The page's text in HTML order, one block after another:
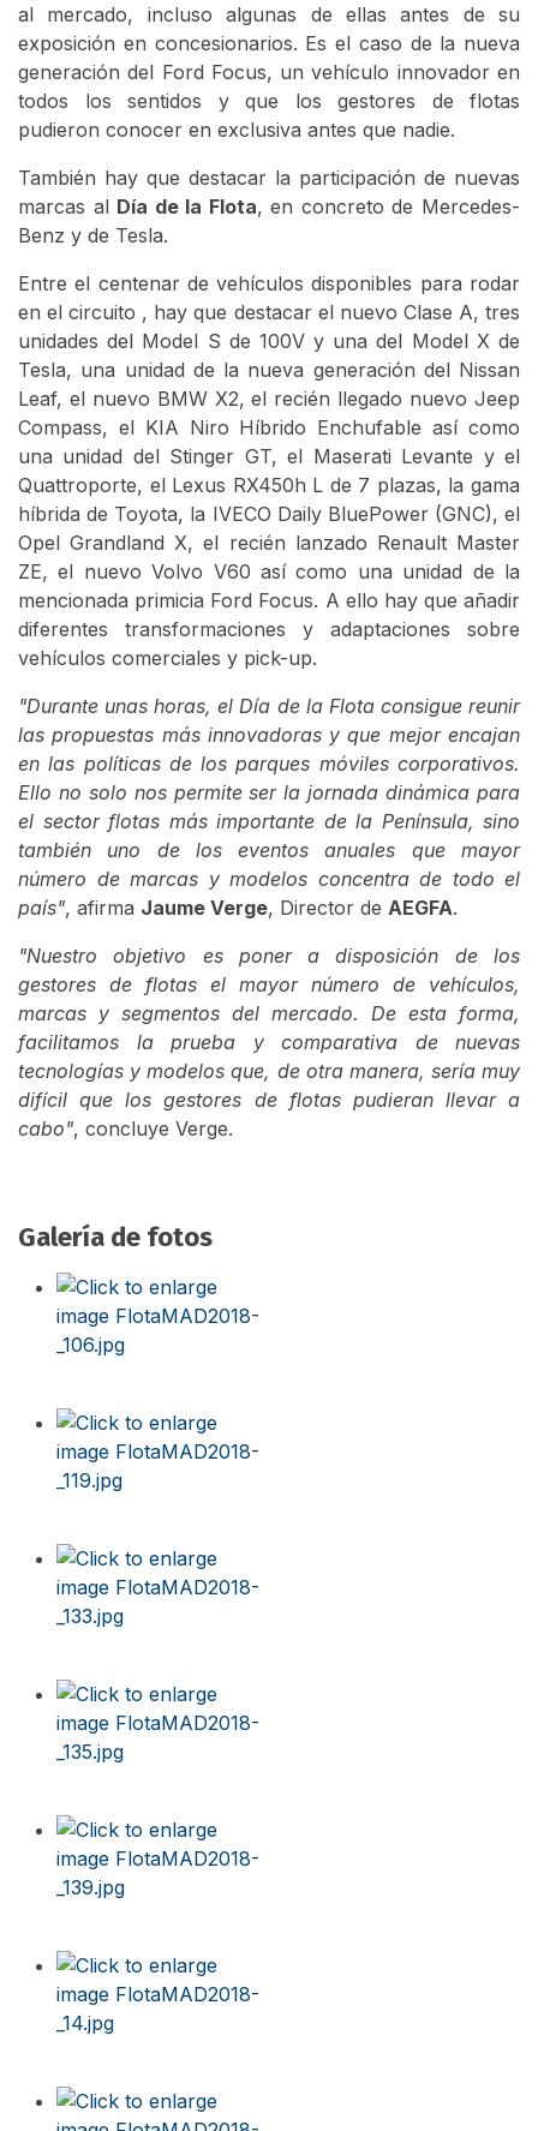
al mercado, incluso algunas de ellas antes de su
exposición en concesionarios. Es el caso de la nueva
generación del Ford Focus, un vehículo innovador en
todos los sentidos y que los gestores de flotas
pudieron conocer en exclusiva antes que nadie.
También hay que destacar la participación de nuevas
marcas al Día de la Flota, en concreto de Mercedes-
Benz y de Tesla.
Entre el centenar de vehículos disponibles para rodar
en el circuito , hay que destacar el nuevo Clase A, tres
unidades del Model S de 100V y una del Model X de
Tesla, una unidad de la nueva generación del Nissan
Leaf, el nuevo BMW X2, el recién llegado nuevo Jeep
Compass, el KIA Niro Híbrido Enchufable así como
una unidad del Stinger GT, el Maserati Levante y el
Quattroporte, el Lexus RX450h L de 7 plazas, la gama
híbrida de Toyota, la IVECO Daily BluePower (GNC), el
Opel Grandland X, el recién lanzado Renault Master
ZE, el nuevo Volvo V60 así como una unidad de la
mencionada primicia Ford Focus. A ello hay que añadir
diferentes transformaciones y adaptaciones sobre
vehículos comerciales y pick-up.
"Durante unas horas, el Día de la Flota consigue reunir
las propuestas más innovadoras y que mejor encajan
en las políticas de los parques móviles corporativos.
Ello no solo nos permite ser la jornada dinámica para
el sector flotas más importante de la Península, sino
también uno de los eventos anuales que mayor
número de marcas y modelos concentra de todo el
país", afirma Jaume Verge, Director de AEGFA.
"Nuestro objetivo es poner a disposición de los
gestores de flotas el mayor número de vehículos,
marcas y segmentos del mercado. De esta forma,
facilitamos la prueba y comparativa de nuevas
tecnologías y modelos que, de otra manera, sería muy
difícil que los gestores de flotas pudieran llevar a
cabo", concluye Verge.
Galería de fotos